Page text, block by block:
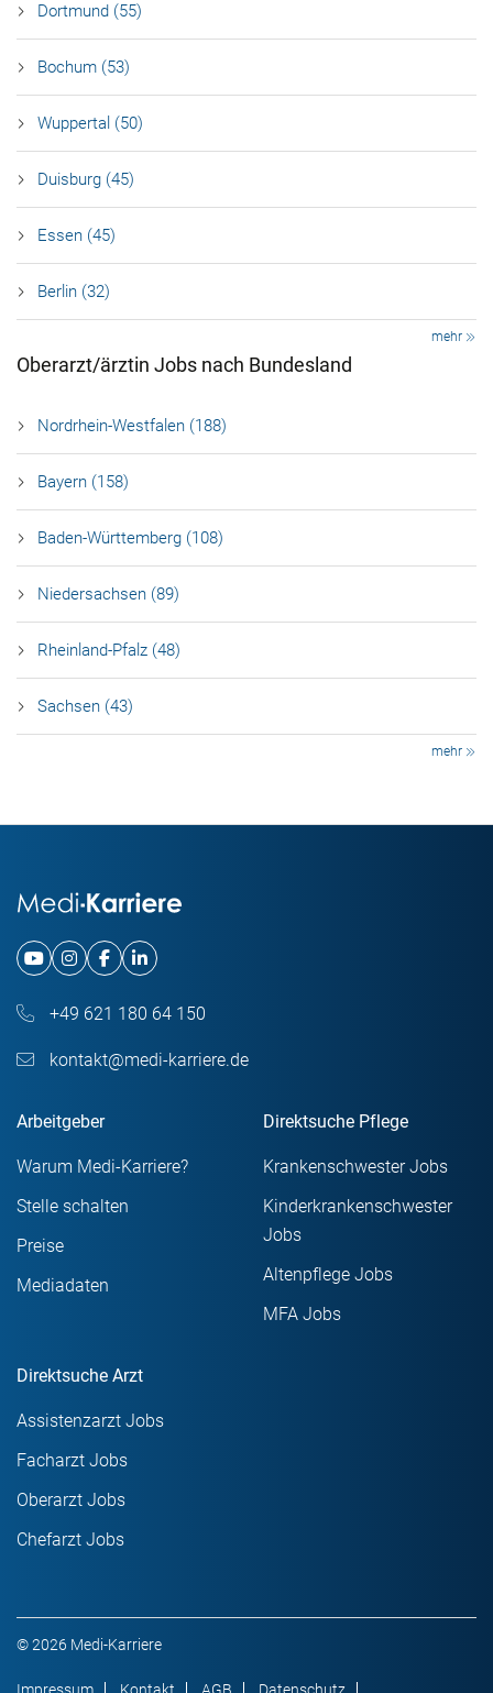
Dortmund (55)
Bochum (53)
Wuppertal (50)
Duisburg (45)
Essen (45)
Berlin (32)
mehr
Oberarzt/ärztin Jobs nach Bundesland
Nordrhein-Westfalen (188)
Bayern (158)
Baden-Württemberg (108)
Niedersachsen (89)
Rheinland-Pfalz (48)
Sachsen (43)
mehr
+49 621 180 64 150
kontakt@medi-karriere.de
Arbeitgeber
Warum Medi-Karriere?
Stelle schalten
Preise
Mediadaten
Direktsuche Pflege
Krankenschwester Jobs
Kinderkrankenschwester
Jobs
Altenpflege Jobs
MFA Jobs
Direktsuche Arzt
Assistenzarzt Jobs
Facharzt Jobs
Oberarzt Jobs
Chefarzt Jobs
© 2026 Medi-Karriere